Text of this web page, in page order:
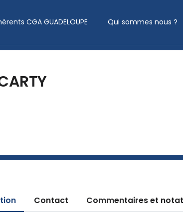
CGA GUADELOUPE Qui sommes nous ?
Contact Commentaires et